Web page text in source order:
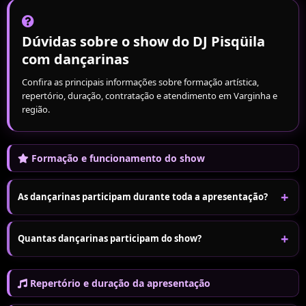
Dúvidas sobre o show do DJ Pisqüila
com dançarinas
Confira as principais informações sobre formação artística,
repertório, duração, contratação e atendimento em Varginha e
região.
Formação e funcionamento do show
As dançarinas participam durante toda a apresentação? +
e performances do show, acompanhando as mudanças do repertório e
A participação é organizada para manter movimento no palco e criar
diferentes momentos ao longo da apresentação.
Quantas dançarinas participam do show? +
A formação disponível é informada na proposta de contratação,
considerando a data, o formato do evento e a apresentação escolhida.
Repertório e duração da apresentação